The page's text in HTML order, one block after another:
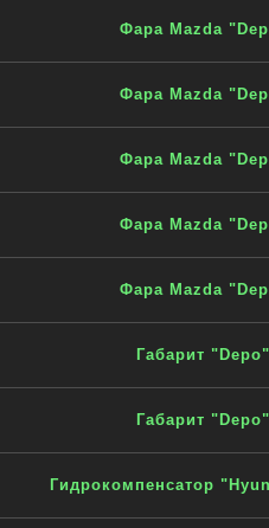
Фара Mazda
Фара Mazda
Фара Mazda
Фара Mazda
Фара Mazda
Габарит
Габарит
Гидрокомпенсатор